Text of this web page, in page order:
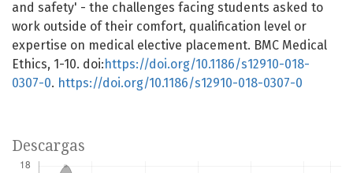
and safety' - the challenges facing students asked to
work outside of their comfort, qualification level or
expertise on medical elective placement. BMC Medical
Ethics, 1-10. doi: https://doi.org/10.1186/s12910-018-
0307-0. https://doi.org/10.1186/s12910-018-0307-0
Descargas